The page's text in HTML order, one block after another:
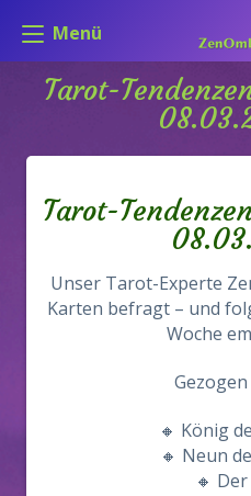
Menü
Tarot-
Tarot-
Unser Tarot-Experte
Karten befragt – und
Woche
🔸 König
🔸 Neun
🔸